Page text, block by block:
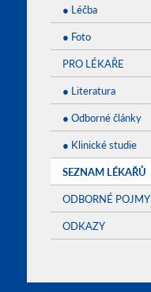
● Léčba
● Foto
PRO LÉKAŘE
● Literatura
● Odborné články
● Klinické studie
SEZNAM LÉKAŘŮ
ODBORNÉ POJMY
ODKAZY